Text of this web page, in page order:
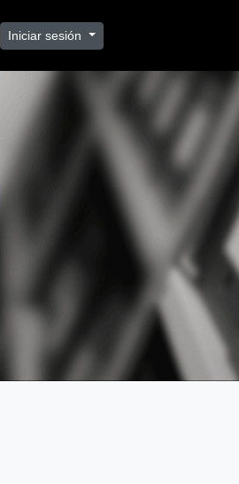
Iniciar sesión